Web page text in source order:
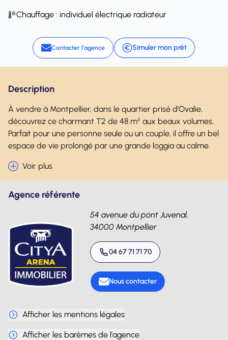
Chauffage : individuel électrique radiateur
Contacter l'agence Simuler mon prêt
Description
À vendre à Montpellier, dans le quartier prisé d'Ovalie,
découvrez ce charmant T2 de 48 m² aux beaux volumes.
Parfait pour une personne seule ou un couple, il offre un bel
espace de vie prolongé par une grande loggia au calme.
Voir plus
Agence référente
54 avenue du pont Juvenal,
34000 Montpellier
04 67 71 71 70
Nous contacter
Afficher les mentions légales
Afficher les barèmes de l'agence